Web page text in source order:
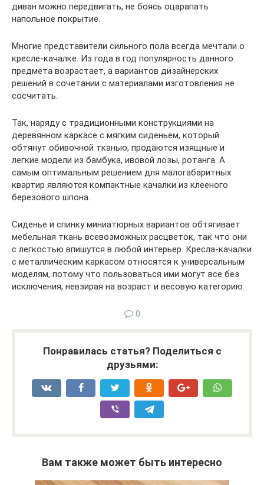
диван можно передвигать, не боясь оцарапать
напольное покрытие.
Многие представители сильного пола всегда мечтали о
кресле-качалке. Из года в год популярность данного
предмета возрастает, а вариантов дизайнерских
решений в сочетании с материалами изготовления не
сосчитать.
Так, наряду с традиционными конструкциями на
деревянном каркасе с мягким сиденьем, который
обтянут обивочной тканью, продаются изящные и
легкие модели из бамбука, ивовой лозы, ротанга. А
самым оптимальным решением для малогабаритных
квартир являются компактные качалки из клееного
березового шпона.
Сиденье и спинку миниатюрных вариантов обтягивает
мебельная ткань всевозможных расцветок, так что они
с легкостью впишутся в любой интерьер. Кресла-качалки
с металлическим каркасом относятся к универсальным
моделям, потому что пользоваться ими могут все без
исключения, невзирая на возраст и весовую категорию.
0
Понравилась статья? Поделиться с
друзьями:
Вам также может быть интересно